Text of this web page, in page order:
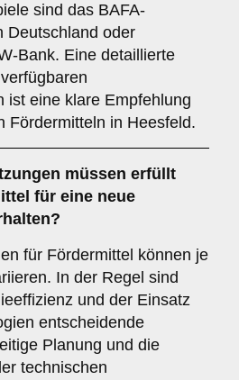
sind das BAFA-
Deutschland oder
Bank. Eine detaillierte
ist eine klare Empfehlung
Fördermitteln in Heesfeld.
müssen erfüllt
für eine neue
für Fördermittel können je
In der Regel sind
und der Einsatz
entscheidende
Planung und die
technischen